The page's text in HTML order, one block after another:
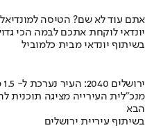
אתם עוד לא שם? הטיסה
יונדאי לוקחת אתכם לבמה הכי
בשיתוף יונדאי מבית כלמוביל
ירושלים 2040: העיר נערכת ל- 1.5 מליון תושבים
מנכ"לית העירייה מציגה תוכנית
הבא
בשיתוף עיריית ירושלים